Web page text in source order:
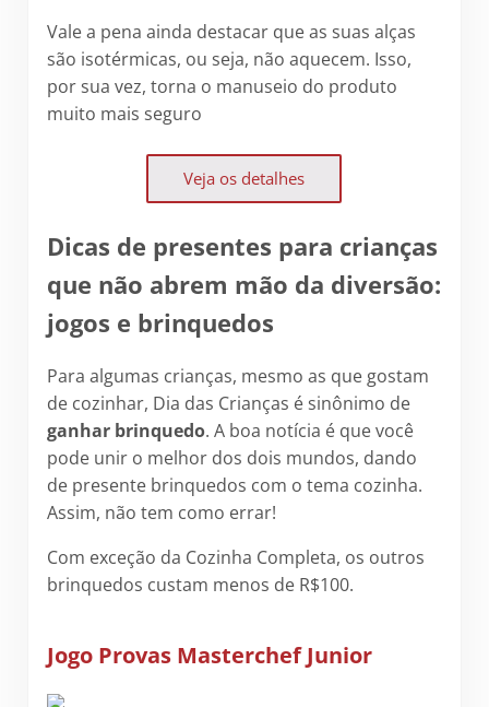
Vale a pena ainda destacar que as suas alças
são isotérmicas, ou seja, não aquecem. Isso,
por sua vez, torna o manuseio do produto
muito mais seguro
Veja os detalhes
Dicas de presentes para crianças
que não abrem mão da diversão:
jogos e brinquedos
Para algumas crianças, mesmo as que gostam
de cozinhar, Dia das Crianças é sinônimo de
ganhar brinquedo. A boa notícia é que você
pode unir o melhor dos dois mundos, dando
de presente brinquedos com o tema cozinha.
Assim, não tem como errar!
Com exceção da Cozinha Completa, os outros
brinquedos custam menos de R$100.
Jogo Provas Masterchef Junior